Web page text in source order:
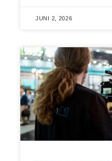
JUNI 2, 2026